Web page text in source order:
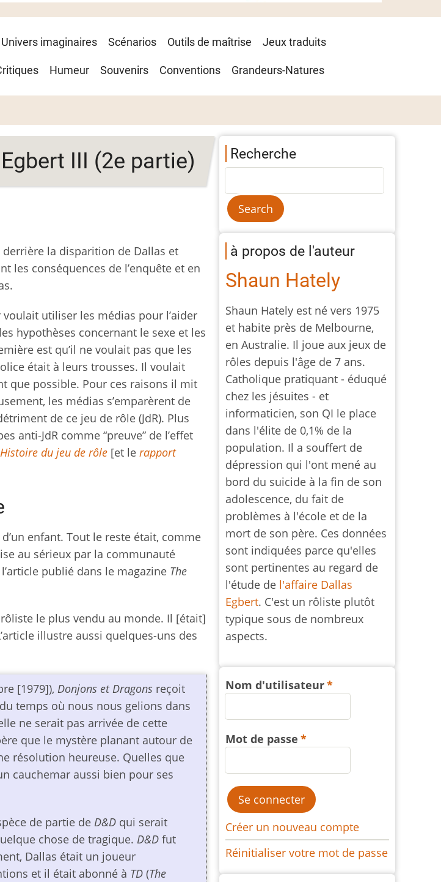
Univers imaginaires Scénarios Outils de maîtrise Jeux traduits
Humeur Souvenirs Conventions Grandeurs-Natures
III (2e partie)
la disparition de Dallas et
les conséquences de l’enquête et en
utiliser les médias pour l’aider
hypothèses concernant le sexe et les
est qu’il ne voulait pas que les
était à leurs trousses. Il voulait
que possible. Pour ces raisons il mit
les médias s’emparèrent de
de ce jeu de rôle (JdR). Plus
anti-JdR comme “preuve” de l’effet
du jeu de rôle [et le rapport
enfant. Tout le reste était, comme
au sérieux par la communauté
publié dans le magazine The
le plus vendu au monde. Il [était]
illustre aussi quelques-uns des
[1979]), Donjons et Dragons reçoit
temps où nous nous gelions dans
ne serait pas arrivée de cette
que le mystère planant autour de
résolution heureuse. Quelles que
cauchemar aussi bien pour ses
de partie de D&D qui serait
chose de tragique. D&D fut
Dallas était un joueur
et il était abonné à TD (The
Recherche
à propos de l'auteur
Shaun Hately
Shaun Hately est né vers 1975
et habite près de Melbourne,
en Australie. Il joue aux jeux de
rôles depuis l'âge de 7 ans.
Catholique pratiquant - éduqué
chez les jésuites - et
informaticien, son QI le place
dans l'élite de 0,1% de la
population. Il a souffert de
dépression qui l'ont mené au
bord du suicide à la fin de son
adolescence, du fait de
problèmes à l'école et de la
mort de son père. Ces données
sont indiquées parce qu'elles
sont pertinentes au regard de
l'étude de l'affaire Dallas
Egbert. C'est un rôliste plutôt
typique sous de nombreux
aspects.
Nom d'utilisateur
Mot de passe
Créer un nouveau compte
Réinitialiser votre mot de passe